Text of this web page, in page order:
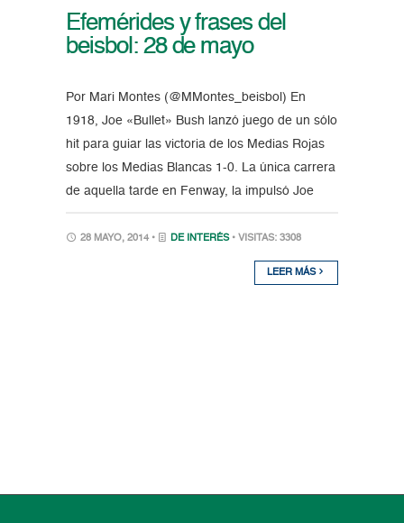
Efemérides y frases del
beisbol: 28 de mayo
Por Mari Montes (@MMontes_beisbol) En
1918, Joe «Bullet» Bush lanzó juego de un sólo
hit para guiar las victoria de los Medias Rojas
sobre los Medias Blancas 1-0. La única carrera
de aquella tarde en Fenway, la impulsó Joe
28 MAYO, 2014 • DE INTERÉS • VISITAS: 3308
LEER MÁS